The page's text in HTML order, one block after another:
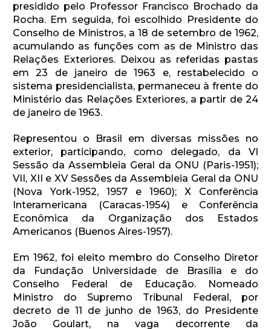
presidido pelo Professor Francisco Brochado da
Rocha. Em seguida, foi escolhido Presidente do
Conselho de Ministros, a 18 de setembro de 1962,
acumulando as funções com as de Ministro das
Relações Exteriores. Deixou as referidas pastas
em 23 de janeiro de 1963 e, restabelecido o
sistema presidencialista, permaneceu à frente do
Ministério das Relações Exteriores, a partir de 24
de janeiro de 1963.
Representou o Brasil em diversas missões no
exterior, participando, como delegado, da VI
Sessão da Assembleia Geral da ONU (Paris-1951);
VII, XII e XV Sessões da Assembleia Geral da ONU
(Nova York-1952, 1957 e 1960); X Conferência
Interamericana (Caracas-1954) e Conferência
Econômica da Organização dos Estados
Americanos (Buenos Aires-1957).
Em 1962, foi eleito membro do Conselho Diretor
da Fundação Universidade de Brasília e do
Conselho Federal de Educação. Nomeado
Ministro do Supremo Tribunal Federal, por
decreto de 11 de junho de 1963, do Presidente
João Goulart, na vaga decorrente da